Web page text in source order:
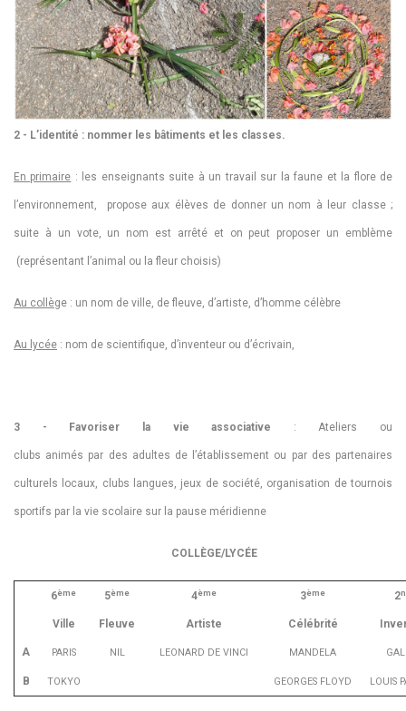
2 - L’identité : nommer les bâtiments et les classes.
En primaire : les enseignants suite à un travail sur la faune et la flore de
l’environnement, propose aux élèves de donner un nom à leur classe ;
suite à un vote, un nom est arrêté et on peut proposer un emblème
(représentant l’animal ou la fleur choisis)
Au collège : un nom de ville, de fleuve, d’artiste, d’homme célèbre
Au lycée : nom de scientifique, d’inventeur ou d’écrivain,
3 - Favoriser la vie associative : Ateliers ou
clubs animés par des adultes de l’établissement ou par des partenaires
culturels locaux, clubs langues, jeux de société, organisation de tournois
sportifs par la vie scolaire sur la pause méridienne
COLLÈGE/LYCÉE
6ème 5ème 4ème 3ème 2
Ville Fleuve Artiste Célébrité
A PARIS NIL LEONARD DE VINCI MANDELA
B TOKYO GEORGES FLOYD LOUIS